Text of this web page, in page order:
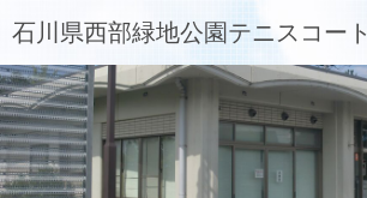
石川県西部緑地公園テニスコート